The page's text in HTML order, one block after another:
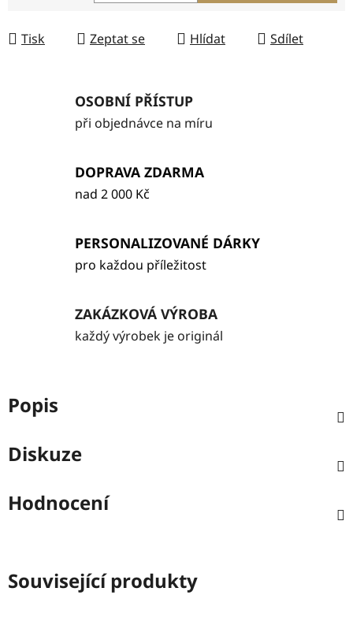
Tisk Zeptat se Hlídat Sdílet
OSOBNÍ PŘÍSTUP
při objednávce na míru
DOPRAVA ZDARMA
nad 2 000 Kč
PERSONALIZOVANÉ DÁRKY
pro každou příležitost
ZAKÁZKOVÁ VÝROBA
každý výrobek je originál
Popis
Diskuze
Hodnocení
Související produkty